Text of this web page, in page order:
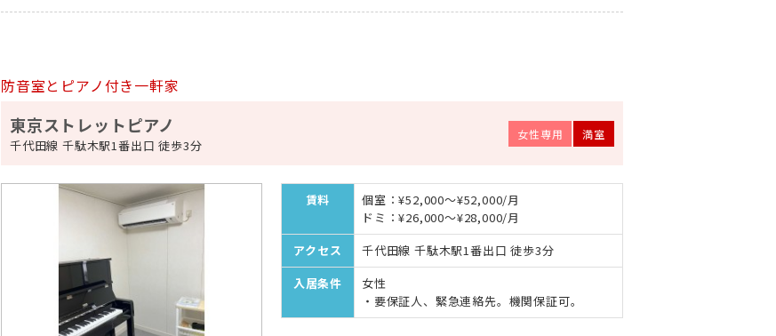
防音室とピアノ付き一軒家
東京ストレットピアノ
千代田線 千駄木駅1番出口 徒歩3分
女性専用 満室
賃料
個室：¥52,000～¥52,000/月
ドミ：¥26,000～¥28,000/月
アクセス
千代田線 千駄木駅1番出口 徒歩3分
入居条件
女性
・要保証人、緊急連絡先。機関保証可。